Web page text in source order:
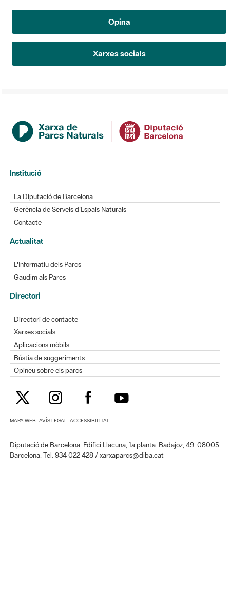
Opina
Xarxes socials
Institució
La Diputació de Barcelona
Gerència de Serveis d'Espais Naturals
Contacte
Actualitat
L'Informatiu dels Parcs
Gaudim als Parcs
Directori
Directori de contacte
Xarxes socials
Aplicacions mòbils
Bústia de suggeriments
Opineu sobre els parcs
MAPA WEB AVÍS LEGAL ACCESSIBILITAT
Diputació de Barcelona. Edifici Llacuna, 1a planta. Badajoz, 49. 08005
Barcelona. Tel. 934 022 428 / xarxaparcs@diba.cat